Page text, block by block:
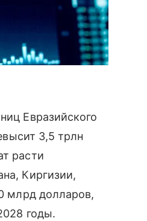
Евразийского
3,5 трлн
расти
Киргизии,
млрд долларов,
годы.